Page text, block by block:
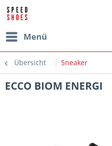
Menü
Übersicht Sneaker
ECCO BIOM ENERGI